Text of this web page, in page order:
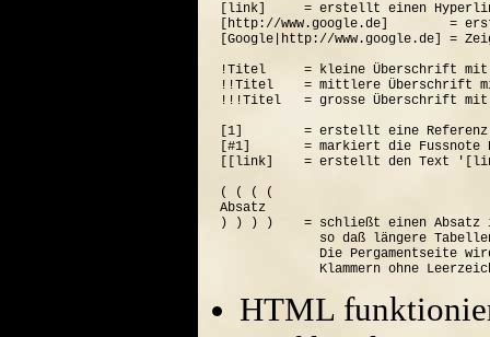
[link]     = erstellt einen
[http://www.google.de]        =
[Google|http://www.google.de] =
!Titel     = kleine Überschrift
!!Titel    = mittlere Überschrift
!!!Titel   = grosse Überschrift
[1]        = erstellt eine Referenz
[#1]       = markiert die Fussnote
[[link]    = erstellt den Text
( ( ( (
Absatz
) ) ) )    = schließt einen Absatz
so daß längere
Die Pergamentseite
HTML